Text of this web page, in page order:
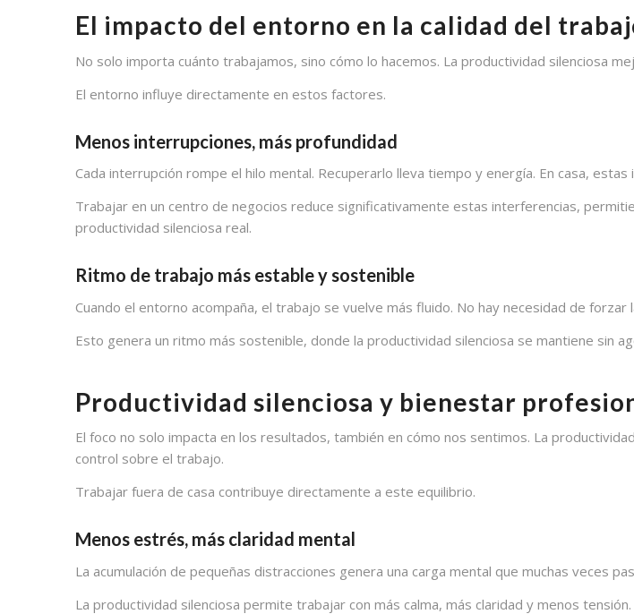
El impacto del entorno en la calidad del
No solo importa cuánto trabajamos, sino cómo lo hacemos. La productividad silenciosa
El entorno influye directamente en estos factores.
Menos interrupciones, más profundidad
Cada interrupción rompe el hilo mental. Recuperarlo lleva tiempo y energía. En casa,
Trabajar en un centro de negocios reduce significativamente estas interferencias,
productividad silenciosa real.
Ritmo de trabajo más estable y sostenible
Cuando el entorno acompaña, el trabajo se vuelve más fluido. No hay necesidad de
Esto genera un ritmo más sostenible, donde la productividad silenciosa se mantiene sin
Productividad silenciosa y bienestar
El foco no solo impacta en los resultados, también en cómo nos sentimos. La
control sobre el trabajo.
Trabajar fuera de casa contribuye directamente a este equilibrio.
Menos estrés, más claridad mental
La acumulación de pequeñas distracciones genera una carga mental que muchas veces
La productividad silenciosa permite trabajar con más calma, más claridad y menos tensión.